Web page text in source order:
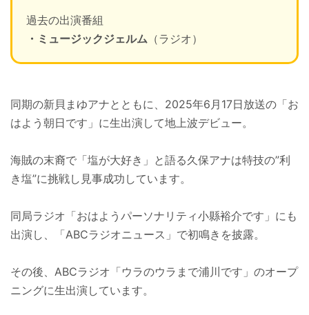
過去の出演番組
・ミュージックジェルム （ラジオ）
同期の新貝まゆアナとともに、2025年6月17日放送の「お
はよう朝日です」に生出演して地上波デビュー。
海賊の末裔で「塩が大好き」と語る久保アナは特技の”利
き塩”に挑戦し見事成功しています。
同局ラジオ「おはようパーソナリティ小縣裕介です」にも
出演し、「ABCラジオニュース」で初鳴きを披露。
その後、ABCラジオ「ウラのウラまで浦川です」のオープ
ニングに生出演しています。